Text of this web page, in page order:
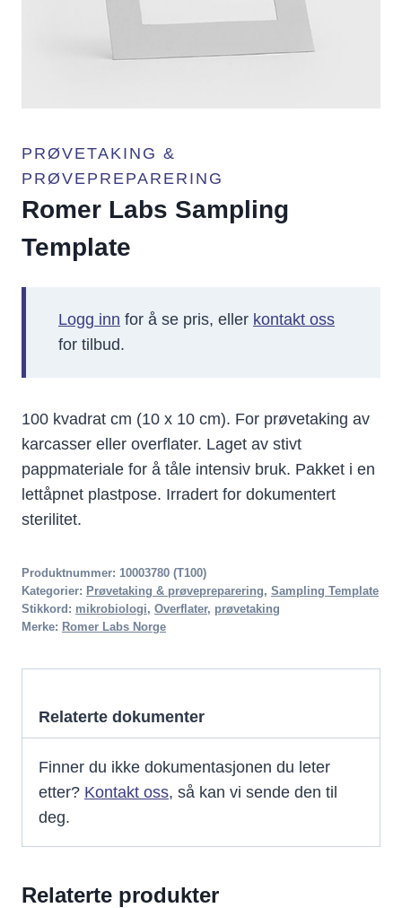
PRØVETAKING &
PRØVEPREPARERING
Romer Labs Sampling
Template
Logg inn for å se pris, eller kontakt oss
for tilbud.
100 kvadrat cm (10 x 10 cm). For prøvetaking av
karcasser eller overflater. Laget av stivt
pappmateriale for å tåle intensiv bruk. Pakket i en
lettåpnet plastpose. Irradert for dokumentert
sterilitet.
Produktnummer: 10003780 (T100)
Kategorier: Prøvetaking & prøvepreparering, Sampling Template
Stikkord: mikrobiologi, Overflater, prøvetaking
Merke: Romer Labs Norge
Relaterte dokumenter
Finner du ikke dokumentasjonen du leter
etter? Kontakt oss, så kan vi sende den til
deg.
Relaterte produkter